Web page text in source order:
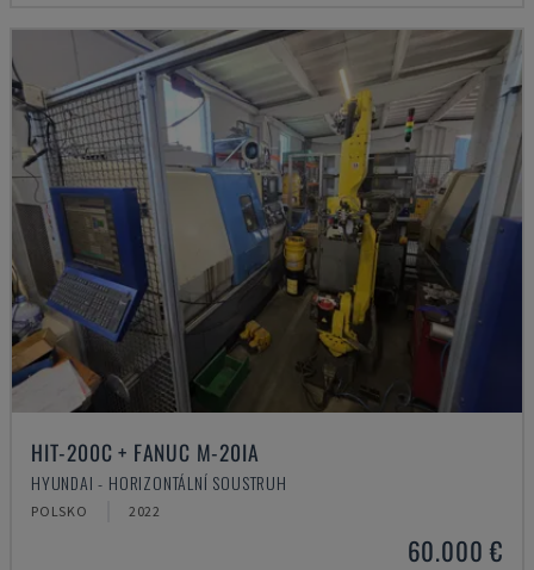
HIT-200C + FANUC M-20IA
HYUNDAI - HORIZONTÁLNÍ SOUSTRUH
POLSKO 2022
60.000 €